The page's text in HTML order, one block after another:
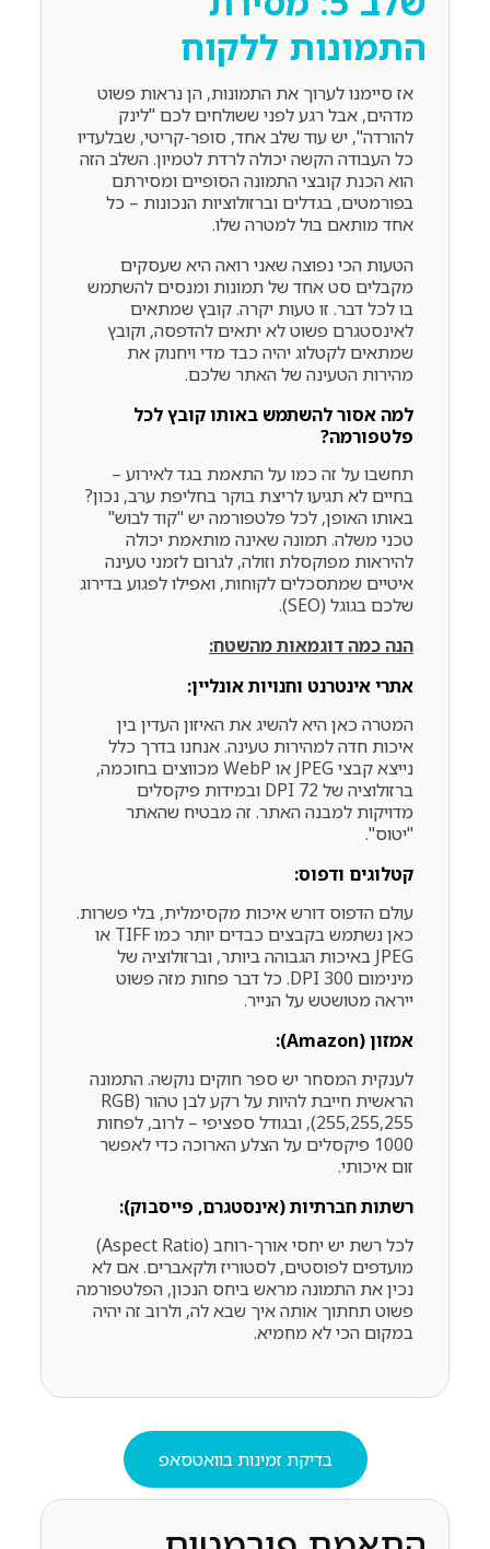
התמונות ללקוח
אז סיימנו לערוך את התמונות, הן נראות פשוט
מדהים, אבל רגע לפני ששולחים לכם "לינק
להורדה", יש עוד שלב אחד, סופר-קריטי, שבלעדיו
כל העבודה הקשה יכולה לרדת לטמיון. השלב הזה
הוא הכנת קובצי התמונה הסופיים ומסירתם
בפורמטים, בגדלים וברזולוציות הנכונות – כל
אחד מותאם בול למטרה שלו.
הטעות הכי נפוצה שאני רואה היא שעסקים
מקבלים סט אחד של תמונות ומנסים להשתמש
בו לכל דבר. זו טעות יקרה. קובץ שמתאים
לאינסטגרם פשוט לא יתאים להדפסה, וקובץ
שמתאים לקטלוג יהיה כבד מדי ויחנוק את
מהירות הטעינה של האתר שלכם.
למה אסור להשתמש באותו קובץ לכל
פלטפורמה?
תחשבו על זה כמו על התאמת בגד לאירוע –
בחיים לא תגיעו לריצת בוקר בחליפת ערב, נכון?
באותו האופן, לכל פלטפורמה יש "קוד לבוש"
טכני משלה. תמונה שאינה מותאמת יכולה
להיראות מפוקסלת וזולה, לגרום לזמני טעינה
איטיים שמתסכלים לקוחות, ואפילו לפגוע בדירוג
שלכם בגוגל (SEO).
הנה כמה דוגמאות מהשטח:
אתרי אינטרנט וחנויות אונליין:
המטרה כאן היא להשיג את האיזון העדין בין
איכות חדה למהירות טעינה. אנחנו בדרך כלל
נייצא קבצי JPEG או WebP מכווצים בחוכמה,
ברזולוציה של 72 DPI ובמידות פיקסלים
מדויקות למבנה האתר. זה מבטיח שהאתר
"יטוס".
קטלוגים ודפוס:
עולם הדפוס דורש איכות מקסימלית, בלי פשרות.
כאן נשתמש בקבצים כבדים יותר כמו TIFF או
JPEG באיכות הגבוהה ביותר, וברזולוציה של
מינימום 300 DPI. כל דבר פחות מזה פשוט
ייראה מטושטש על הנייר.
אמזון (Amazon):
לענקית המסחר יש ספר חוקים נוקשה. התמונה
הראשית חייבת להיות על רקע לבן טהור (RGB
255,255,255), ובגודל ספציפי – לרוב, לפחות
1000 פיקסלים על הצלע הארוכה כדי לאפשר
זום איכותי.
רשתות חברתיות (אינסטגרם, פייסבוק):
לכל רשת יש יחסי אורך-רוחב (Aspect Ratio)
מועדפים לפוסטים, לסטוריז ולקאברים. אם לא
נכין את התמונה מראש ביחס הנכון, הפלטפורמה
פשוט תחתוך אותה איך שבא לה, ולרוב זה יהיה
במקום הכי לא מחמיא.
בדיקת זמינות בוואטסאפ